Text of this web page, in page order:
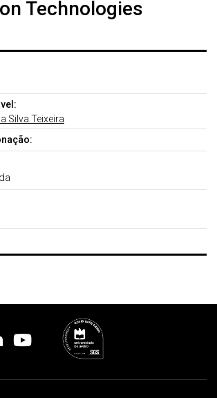
Technologies
Silva Teixeira